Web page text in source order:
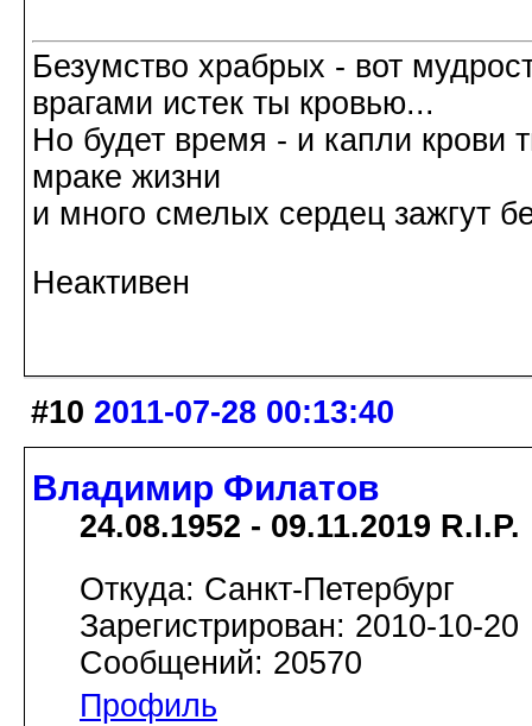
Безумство храбрых - вот
врагами истек ты кровью...
Но будет время - и капли крови
мраке жизни
и много смелых сердец зажгут
Неактивен
#10 2011-07-28 00:13:40
Владимир Филатов
24.08.1952 - 09.11.2019 R.I.P.
Откуда: Санкт-Петербург
Зарегистрирован: 2010-10-20
Сообщений: 20570
Профиль